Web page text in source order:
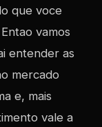
que voce
vamos
entender as
mercado
e, mais
vale a